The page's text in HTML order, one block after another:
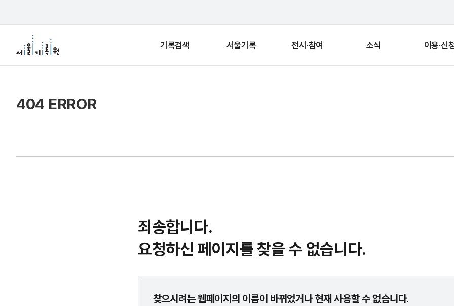
기록검색 서울기록 전시·참여 소식 이용·신
404 ERROR
죄송합니다.
요청하신 페이지를 찾을 수 없습니다.
찾으시려는 웹페이지의 이름이 바뀌었거나 현재 사용할 수 없습니다.